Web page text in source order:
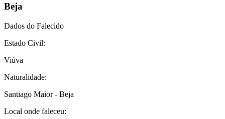
Beja
Dados do Falecido
Estado Civil:
Viúva
Naturalidade:
Santiago Maior - Beja
Local onde faleceu: